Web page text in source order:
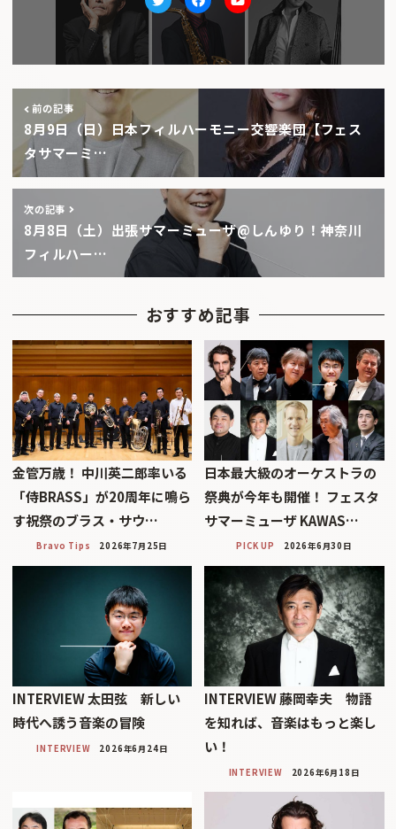
TwitterfacebookYoutube
前の記事
8月9日（日）日本フィルハーモニー交響楽団【フェス
タサマーミ…
次の記事
8月8日（土）出張サマーミューザ@しんゆり！神奈川
フィルハー…
おすすめ記事
金管万歳！ 中川英二郎率いる
「侍BRASS」が20周年に鳴ら
す祝祭のブラス・サウ…
Bravo Tips 2026年7月25日
日本最大級のオーケストラの
祭典が今年も開催！ フェスタ
サマーミューザ KAWAS…
PICK UP 2026年6月30日
INTERVIEW 太田弦 新しい
時代へ誘う音楽の冒険
INTERVIEW 2026年6月24日
INTERVIEW 藤岡幸夫 物語
を知れば、音楽はもっと楽し
い！
INTERVIEW 2026年6月18日